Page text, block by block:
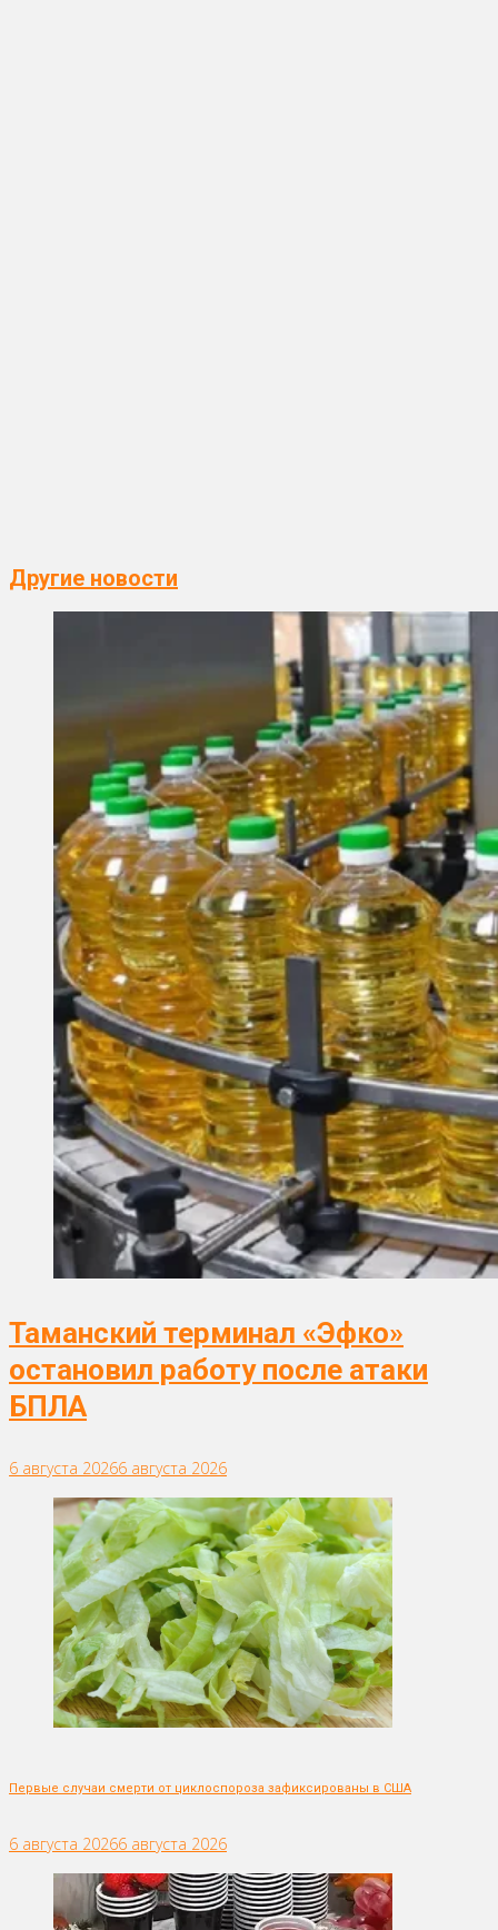
Другие новости
Таманский терминал «Эфко»
остановил работу после атаки
БПЛА
6 августа 20266 августа 2026
Первые случаи смерти от циклоспороза зафиксированы в США
6 августа 20266 августа 2026